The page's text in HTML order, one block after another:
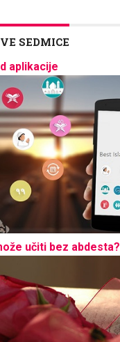
SEDMICE
aplikacije
učiti bez abdesta?